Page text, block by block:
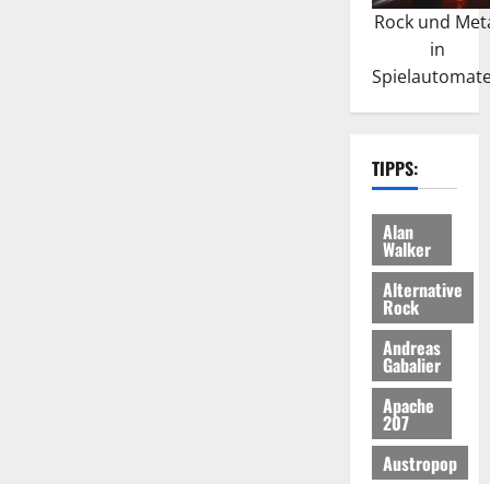
Rock und
in
TIPPS:
Alan
Walker
Alternative
Rock
Andreas
Gabalier
Apache
207
Austropop